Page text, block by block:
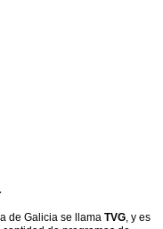
de Galicia se llama TVG, y es